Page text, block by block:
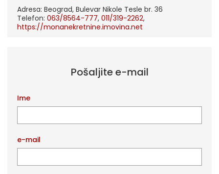
Adresa: Beograd, Bulevar Nikole Tesle br. 36
Telefon: 063/8564-777, 011/319-2262,
https://monanekretnine.imovina.net
Pošaljite e-mail
Ime
e-mail